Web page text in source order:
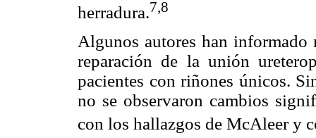
herradura.7,8
Algunos autores han
reparación de la unión
pacientes con riñones únicos.
no se observaron cambios
con los hallazgos de McAleer y